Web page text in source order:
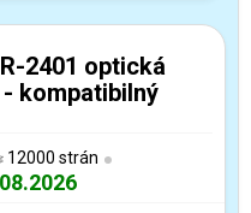
2401 optická
kompatibilný
12000 strán